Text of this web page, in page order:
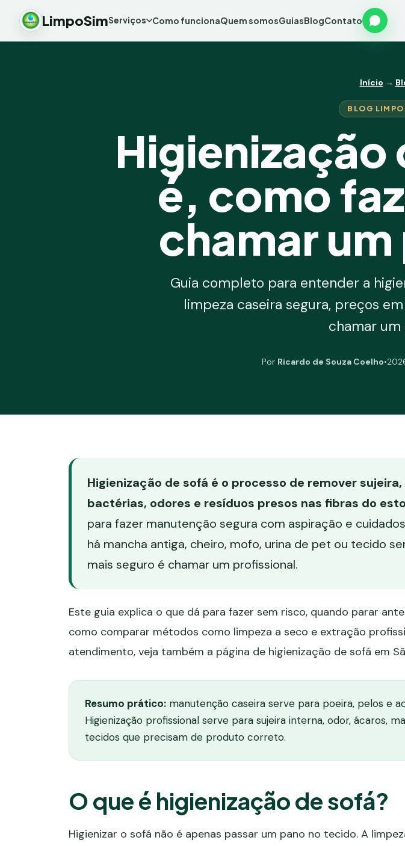
LimpoSimServiços Como funcionaQuem somosGuiasBlogContato
Início →
BLOG
Higienização
é, como
chamar
Guia completo para entender a
limpeza caseira segura, preços
chamar um
Por Ricardo de Souza Coelho•
Higienização de sofá é o processo de remover
bactérias, odores e resíduos presos nas fibras do
para fazer manutenção segura com aspiração e
há mancha antiga, cheiro, mofo, urina de pet ou tecido
mais seguro é chamar um profissional.
Este guia explica o que dá para fazer sem risco, quando parar
como comparar métodos como limpeza a seco e extração
atendimento, veja também a página de higienização de sofá em
Resumo prático: manutenção caseira serve para poeira, pelos e
Higienização profissional serve para sujeira interna, odor, ácaros,
tecidos que precisam de produto correto.
O que é higienização de sofá?
Higienizar o sofá não é apenas passar um pano no tecido. A